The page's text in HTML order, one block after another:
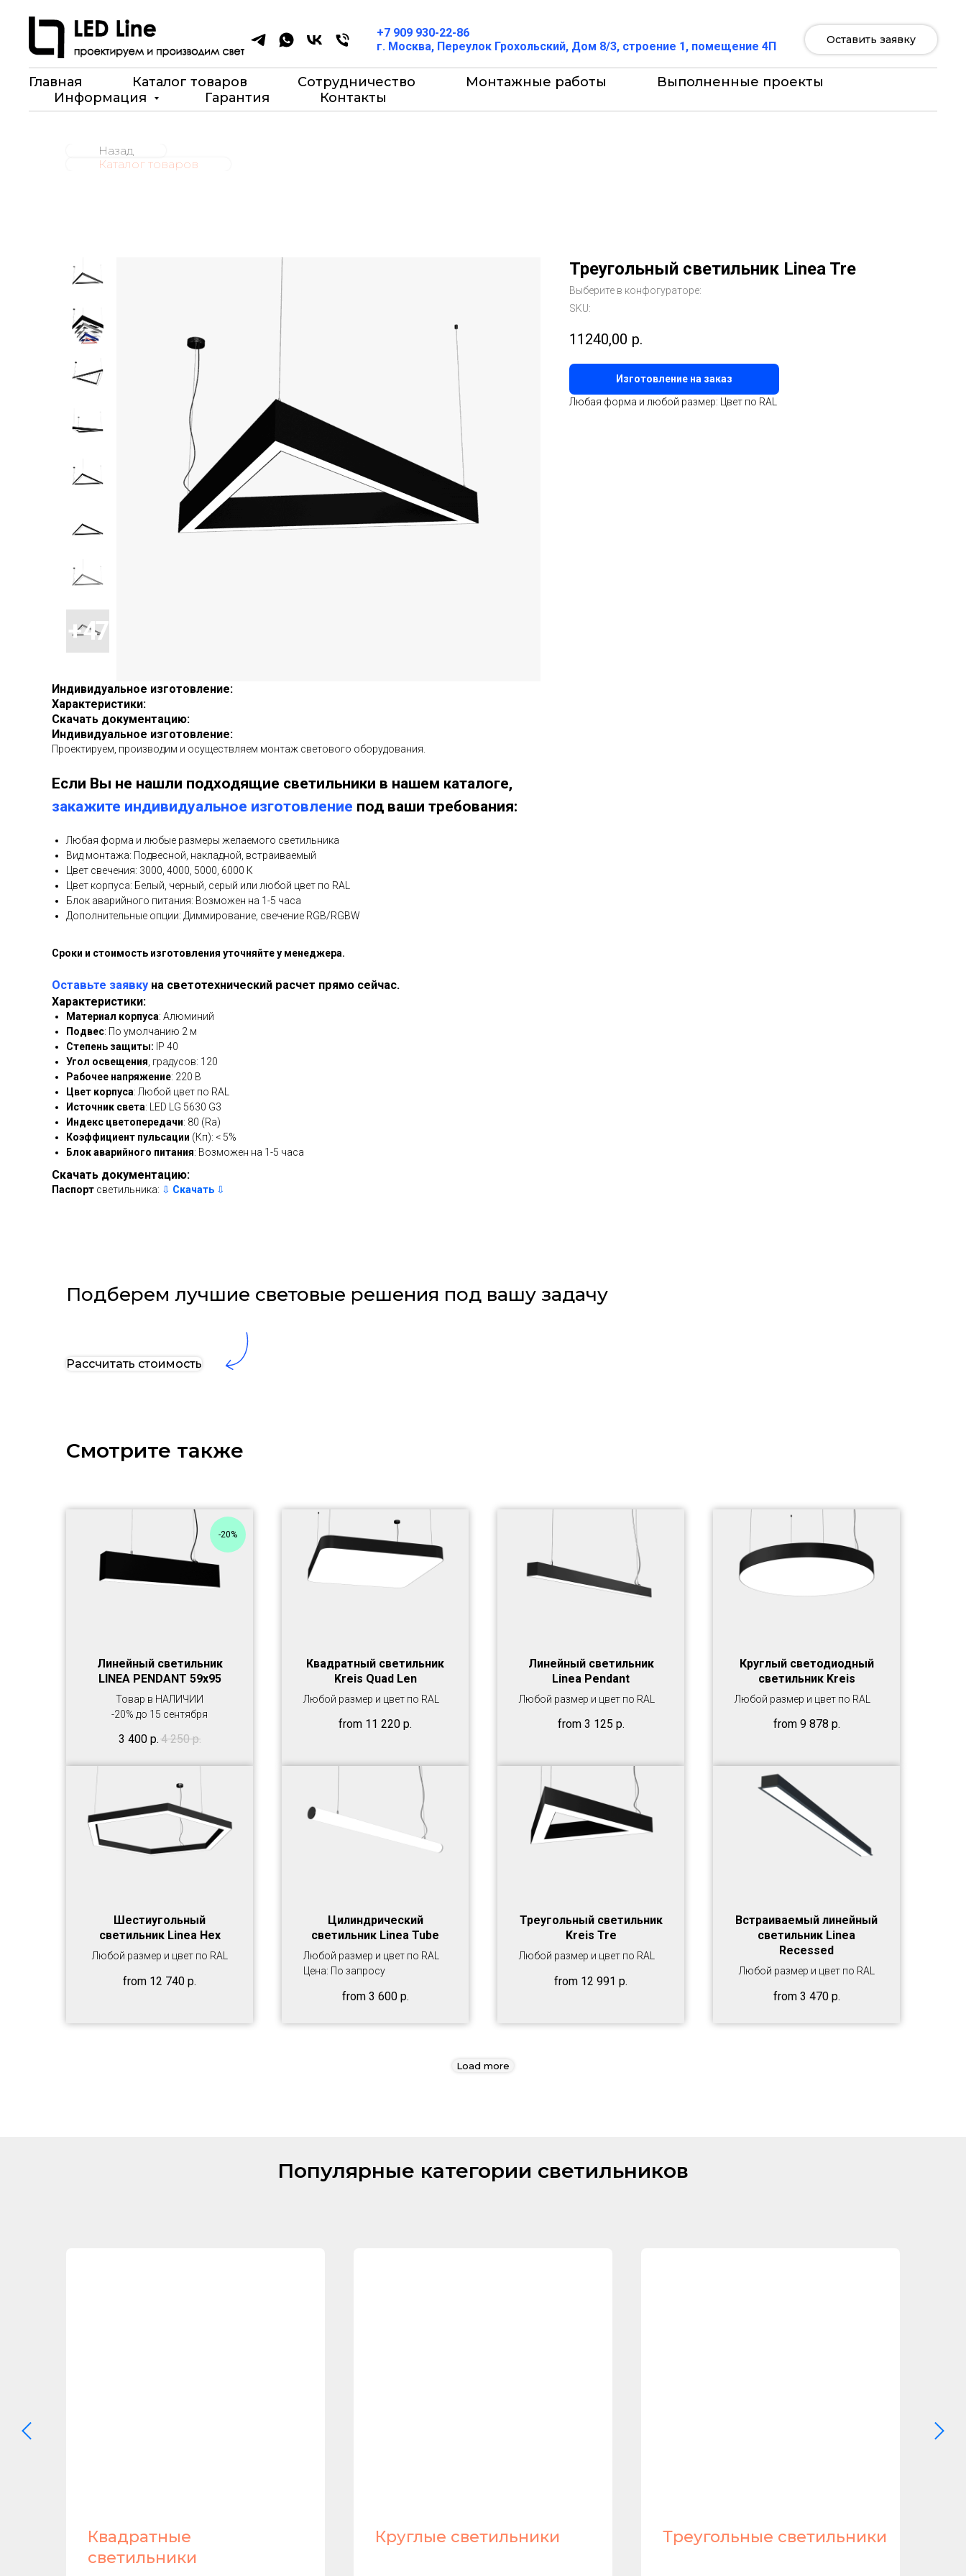
+7 909 930-22-86
г. Москва, Переулок Грохольский, Дом 8/3, строение 1, помещение 4П
Оставить заявку
Главная Каталог товаров Сотрудничество Монтажные работы
Выполненные проекты
Информация
Гарантия Контакты
Назад
Каталог товаров
Треугольный светильник Linea Tre
Выберите в конфогураторе:
SKU:
11240,00 р.
Изготовление на заказ
Любая форма и любой размер: Цвет по RAL
Индивидуальное изготовление:
Характеристики:
Скачать документацию:
Индивидуальное изготовление:
Проектируем, производим и осуществляем монтаж светового оборудования.
Если Вы не нашли подходящие светильники в нашем каталоге,
закажите индивидуальное изготовление под ваши требования:
Любая форма и любые размеры желаемого светильника
Вид монтажа: Подвесной, накладной, встраиваемый
Цвет свечения: 3000, 4000, 5000, 6000 К
Цвет корпуса: Белый, черный, серый или любой цвет по RAL
Блок аварийного питания: Возможен на 1-5 часа
Дополнительные опции: Диммирование, свечение RGB/RGBW
Сроки и стоимость изготовления уточняйте у менеджера.
Оставьте заявку на светотехнический расчет прямо сейчас.
Характеристики:
Материал корпуса: Алюминий
Подвес: По умолчанию 2 м
Степень защиты: IP 40
Угол освещения , градусов: 120
Рабочее напряжение: 220 В
Цвет корпуса: Любой цвет по RAL
Источник света: LED LG 5630 G3
Индекс цветопередачи: 80 (Ra)
Коэффициент пульсации (Кп): < 5%
Блок аварийного питания: Возможен на 1-5 часа
Скачать документацию:
Паспорт светильника: ⇩ Скачать ⇩
Подберем лучшие световые решения под вашу задачу
Рассчитать стоимость
Смотрите также
-20%
Линейный светильник
LINEA PENDANT 59х95
Товар в НАЛИЧИИ
-20% до 15 сентября
3 400 р.4 250 р.
Квадратный светильник
Kreis Quad Len
Любой размер и цвет по RAL
from 11 220 р.
Линейный светильник
Linea Pendant
Любой размер и цвет по RAL
from 3 125 р.
Круглый светодиодный
светильник Kreis
Любой размер и цвет по RAL
from 9 878 р.
Шестиугольный
светильник Linea Hex
Любой размер и цвет по RAL
from 12 740 р.
Цилиндрический
светильник Linea Tube
Любой размер и цвет по RAL
Цена: По запросу
from 3 600 р.
Треугольный светильник
Kreis Tre
Любой размер и цвет по RAL
from 12 991 р.
Встраиваемый линейный
светильник Linea
Recessed
Любой размер и цвет по RAL
from 3 470 р.
Load more
Популярные категории светильников
Квадратные
светильники
Круглые светильники Треугольные светильники